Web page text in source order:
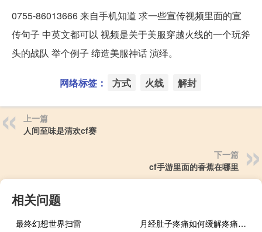
0755-86013666 来自手机知道 求一些宣传视频里面的宣
传句子 中英文都可以 视频是关于美服穿越火线的一个玩斧
头的战队 举个例子 缔造美服神话 演绎。
网络标签： 方式 火线 解封
上一篇
人间至味是清欢cf赛
下一篇
cf手游里面的香蕉在哪里
相关问题
最终幻想世界扫雷
月经肚子疼痛如何缓解疼痛（月经肚子疼怎么缓解疼痛）